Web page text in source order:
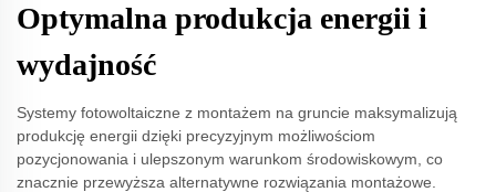
Optymalna produkcja energii i
wydajność
Systemy fotowoltaiczne z montażem na gruncie maksymalizują
produkcję energii dzięki precyzyjnym możliwościom
pozycjonowania i ulepszonym warunkom środowiskowym, co
znacznie przewyższa alternatywne rozwiązania montażowe.